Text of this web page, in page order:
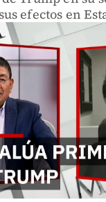
efectos en